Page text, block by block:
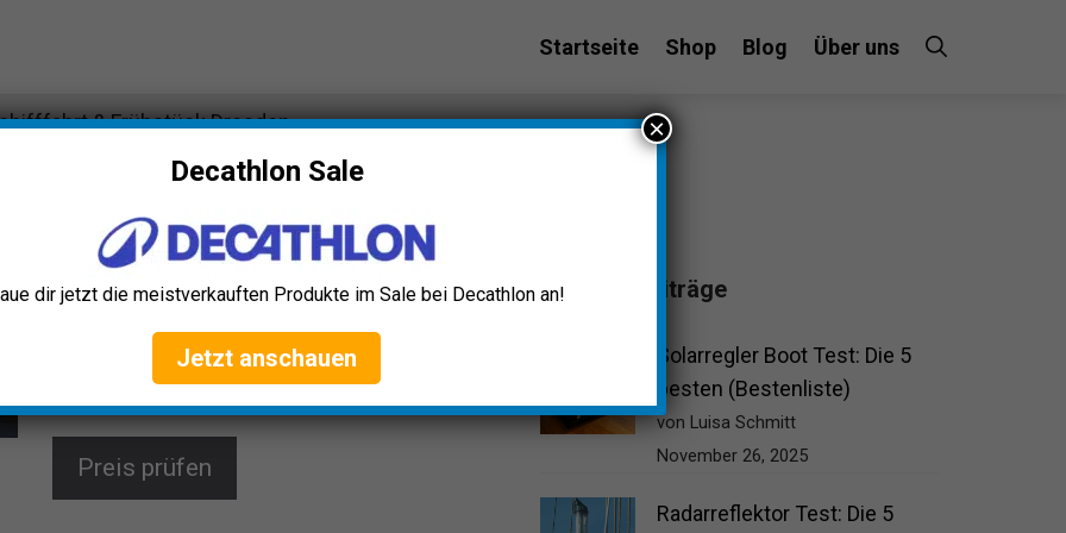
Startseite Shop Blog Über uns
& Frühstück Dresden
Jochen Schweizer Elbschifffahrt &
Frühstück Dresden
Erlebe einen entspannten Tag zu zweit mit einem
reichhaltigen Frühstücksbuffet und einer 1,5-
Dresdens Sehenswürdigkeiten vom Wasser aus und
genieße gemeinsame Zeit in der sächsischen
Preis prüfen
Beliebte Beiträge
Solarregler Boot Test: Die 5
besten (Bestenliste)
von Luisa Schmitt
November 26, 2025
Radarreflektor Test: Die 5
Decathlon Sale
dir jetzt die meistverkauften Produkte im Sale bei Decathlon an!
Jetzt anschauen
×